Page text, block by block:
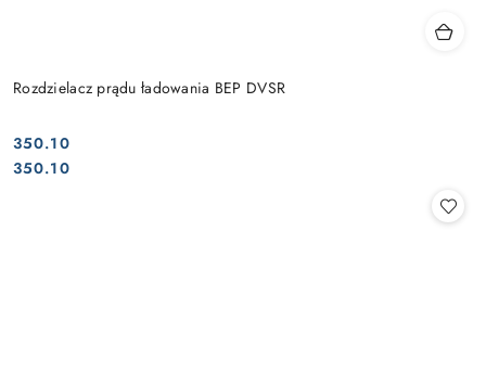
Rozdzielacz prądu ładowania BEP DVSR
Cena:
350.10
Cena:
350.10